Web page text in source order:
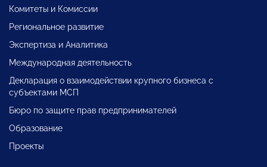
Комитеты и Комиссии
Региональное развитие
Экспертиза и Аналитика
Международная деятельность
Декларация о взаимодействии крупного бизнеса с
субъектами МСП
Бюро по защите прав предпринимателей
Образование
Проекты